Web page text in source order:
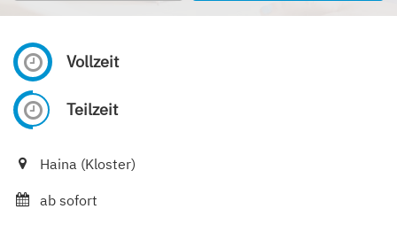
Vollzeit
Teilzeit
Haina (Kloster)
ab sofort